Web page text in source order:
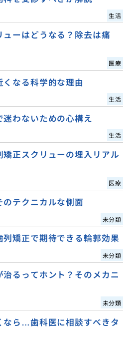
生活
ーはどうなる？除去は痛
医療
なる科学的な理由
生活
わないための心構え
生活
正スクリューの埋入リアル
医療
テクニカルな側面
未分類
矯正で期待できる輪郭効果
未分類
るってホント？そのメカニ
未分類
なら…歯科医に相談すべきタ